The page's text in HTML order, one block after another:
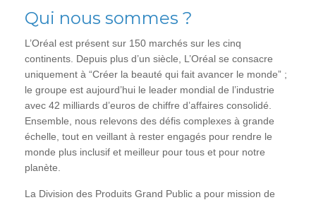
Qui nous sommes ?
L’Oréal est présent sur 150 marchés sur les cinq
continents. Depuis plus d’un siècle, L’Oréal se consacre
uniquement à “Créer la beauté qui fait avancer le monde” ;
le groupe est aujourd’hui le leader mondial de l’industrie
avec 42 milliards d’euros de chiffre d’affaires consolidé.
Ensemble, nous relevons des défis complexes à grande
échelle, tout en veillant à rester engagés pour rendre le
monde plus inclusif et meilleur pour tous et pour notre
planète.
La Division des Produits Grand Public a pour mission de